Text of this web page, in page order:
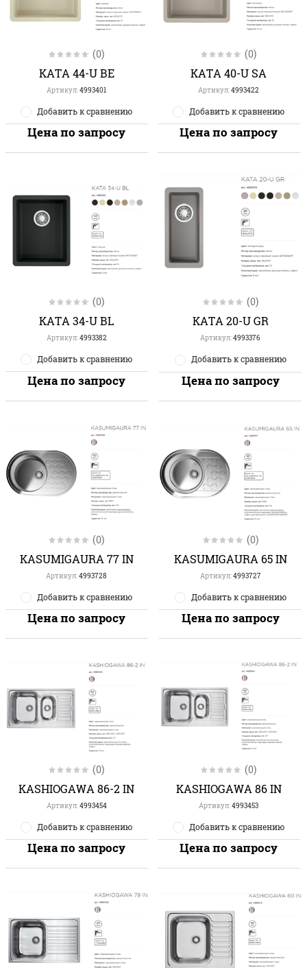
(0)
KATA 44-U BE
Артикул:4993401
Добавить к сравнению
Цена по запросу
(0)
KATA 40-U SA
Артикул:4993422
Добавить к сравнению
Цена по запросу
(0)
KATA 34-U BL
Артикул:4993382
Добавить к сравнению
Цена по запросу
(0)
KATA 20-U GR
Артикул:4993376
Добавить к сравнению
Цена по запросу
(0)
KASUMIGAURA 77 IN
Артикул:4993728
Добавить к сравнению
Цена по запросу
(0)
KASUMIGAURA 65 IN
Артикул:4993727
Добавить к сравнению
Цена по запросу
(0)
KASHIOGAWA 86-2 IN
Артикул:4993454
Добавить к сравнению
Цена по запросу
(0)
KASHIOGAWA 86 IN
Артикул:4993453
Добавить к сравнению
Цена по запросу